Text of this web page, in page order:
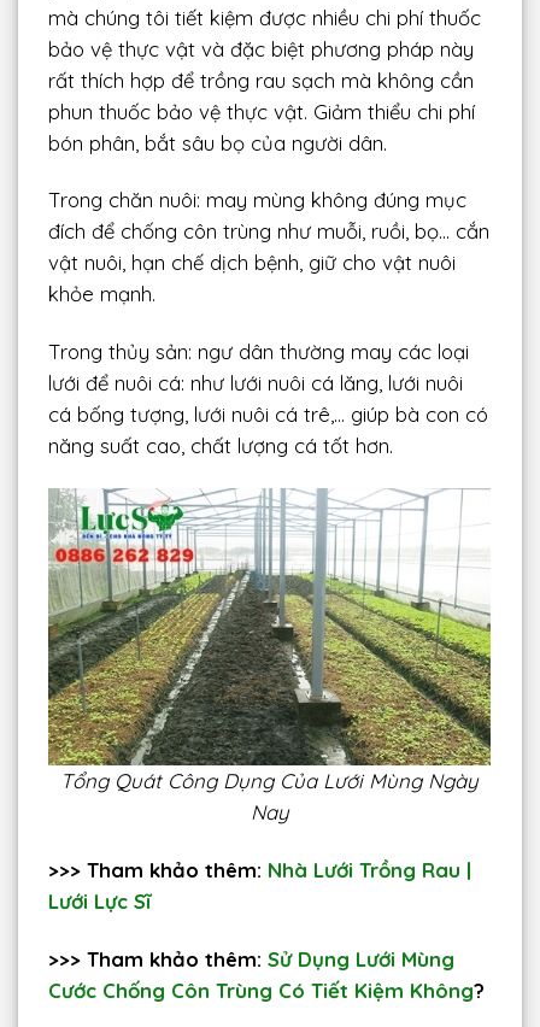
mà chúng tôi tiết kiệm được nhiều chi phí thuốc
bảo vệ thực vật và đặc biệt phương pháp này
rất thích hợp để trồng rau sạch mà không cần
phun thuốc bảo vệ thực vật. Giảm thiểu chi phí
bón phân, bắt sâu bọ của người dân.
Trong chăn nuôi: may mùng không đúng mục
đích để chống côn trùng như muỗi, ruồi, bọ… cắn
vật nuôi, hạn chế dịch bệnh, giữ cho vật nuôi
khỏe mạnh.
Trong thủy sản: ngư dân thường may các loại
lưới để nuôi cá: như lưới nuôi cá lăng, lưới nuôi
cá bống tượng, lưới nuôi cá trê,… giúp bà con có
năng suất cao, chất lượng cá tốt hơn.
Tổng Quát Công Dụng Của Lưới Mùng Ngày
Nay
>>> Tham khảo thêm: Nhà Lưới Trồng Rau |
Lưới Lực Sĩ
>>> Tham khảo thêm:Sử Dụng Lưới Mùng
Cước Chống Côn Trùng Có Tiết Kiệm Không?